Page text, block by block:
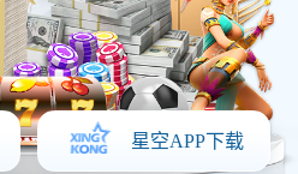
，不得冒用他人身份注册或使用
操作承担全部法律责任，包括但不
等。